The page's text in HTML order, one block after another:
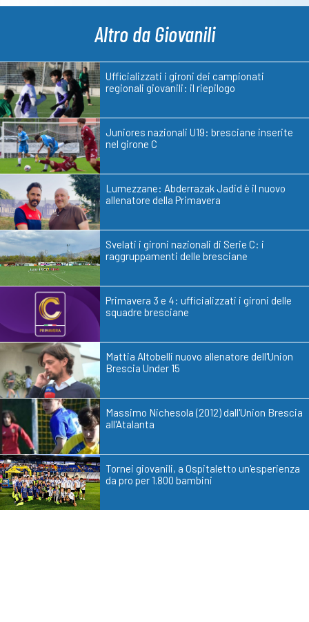
Altro da Giovanili
Ufficializzati i gironi dei campionati
regionali giovanili: il riepilogo
Juniores nazionali U19: bresciane inserite
nel girone C
Lumezzane: Abderrazak Jadid è il nuovo
allenatore della Primavera
Svelati i gironi nazionali di Serie C: i
raggruppamenti delle bresciane
Primavera 3 e 4: ufficializzati i gironi delle
squadre bresciane
Mattia Altobelli nuovo allenatore dell'Union
Brescia Under 15
Massimo Nichesola (2012) dall'Union Brescia
all'Atalanta
Tornei giovanili, a Ospitaletto un'esperienza
da pro per 1.800 bambini